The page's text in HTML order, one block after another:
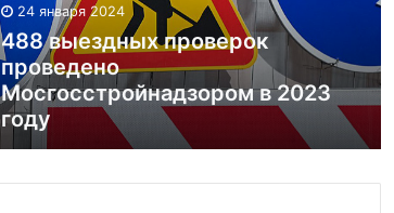
24 января 2024
488 выездных проверок
проведено
Мосгосстройнадзором в 2023
году